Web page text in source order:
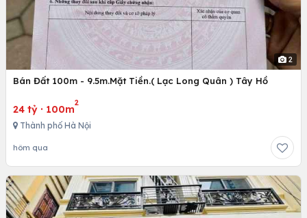
2
Bán Đất 100m - 9.5m.Mặt Tiền.( Lạc Long Quân ) Tây Hồ
24 tỷ · 100m
2
Thành phố Hà Nội
hôm qua